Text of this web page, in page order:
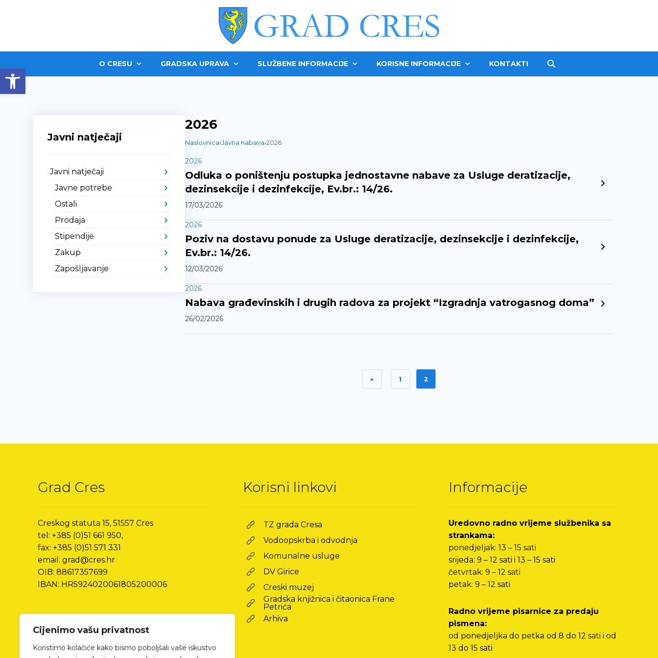
Open toolbar
Cijenimo vašu privatnost
Koristimo kolačiće kako bismo poboljšali vaše iskustvo
O CRESU GRADSKA UPRAVA SLUŽBENE INFORMACIJE KORISNE INFORMACIJE KONTAKTI
Javni natječaji
Javni natječaji
Javne potrebe
Ostali
Prodaja
Stipendije
Zakup
Zapošljavanje
2026
Naslovnica›Javna nabava›2026
2026
Odluka o poništenju postupka jednostavne nabave za Usluge deratizacije,
dezinsekcije i dezinfekcije, Ev.br.: 14/26.
17/03/2026
2026
Poziv na dostavu ponude za Usluge deratizacije, dezinsekcije i dezinfekcije,
Ev.br.: 14/26.
12/03/2026
2026
Nabava građevinskih i drugih radova za projekt “Izgradnja vatrogasnog doma”
26/02/2026
« 1 2
Grad Cres
Creskog statuta 15, 51557 Cres
tel: +385 (0)51 661 950,
fax: +385 (0)51 571 331
email: grad@cres.hr
OIB: 88617357699
IBAN: HR5924020061805200006
Korisni linkovi
TZ grada Cresa
Vodoopskrba i odvodnja
Komunalne usluge
DV Girice
Creski muzej
Gradska knjižnica i čitaonica Frane
Petrića
Arhiva
Informacije
Uredovno radno vrijeme službenika sa
strankama:
ponedjeljak: 13 – 15 sati
srijeda: 9 – 12 sati i 13 – 15 sati
četvrtak: 9 – 12 sati
petak: 9 – 12 sati
Radno vrijeme pisarnice za predaju
pismena:
od ponedjeljka do petka od 8 do 12 sati i od
13 do 15 sati